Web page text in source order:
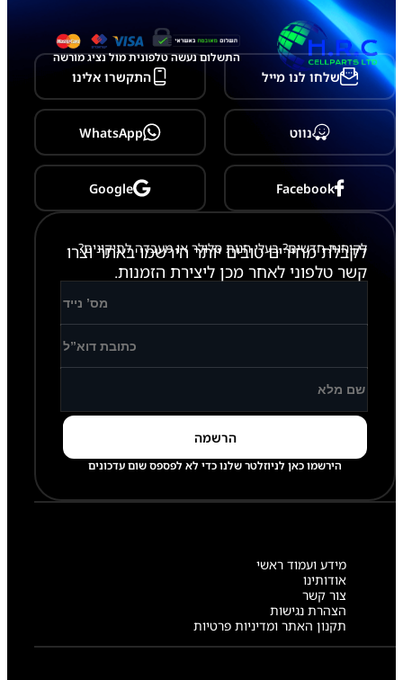
התשלום נעשה טלפונית מול נציג מורשה
שלחו לנו מייל התקשרו אלינו
נווט WhatsApp
Facebook
Google
לקוחות חדשים? בעלי חנות סלולר או מעבדה לתיקונים?
לקבלת מחירים טובים יותר הירשמו באתר וצרו
קשר טלפוני לאחר מכן ליצירת הזמנות.
הירשמו כאן לניוזלטר שלנו כדי לא לפספס שום עדכונים
מידע ועמוד ראשי
אודותינו
צור קשר
הצהרת נגישות
תקנון האתר ומדיניות פרטיות